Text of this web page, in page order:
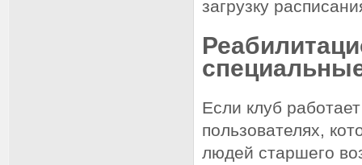
загрузку
Если клуб
пользователях,
людей старшего